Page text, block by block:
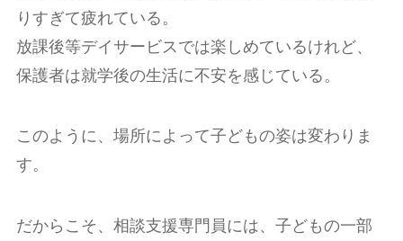
りすぎて疲れている。
放課後等デイサービスでは楽しめているけれど、
保護者は就学後の生活に不安を感じている。
このように、場所によって子どもの姿は変わりま
す。
だからこそ、相談支援専門員には、子どもの一部